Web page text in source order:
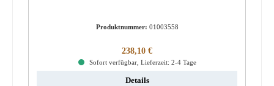
Produktnummer: 01003558
Regulärer Preis:
238,10 €
Sofort verfügbar, Lieferzeit: 2-4 Tage
Details